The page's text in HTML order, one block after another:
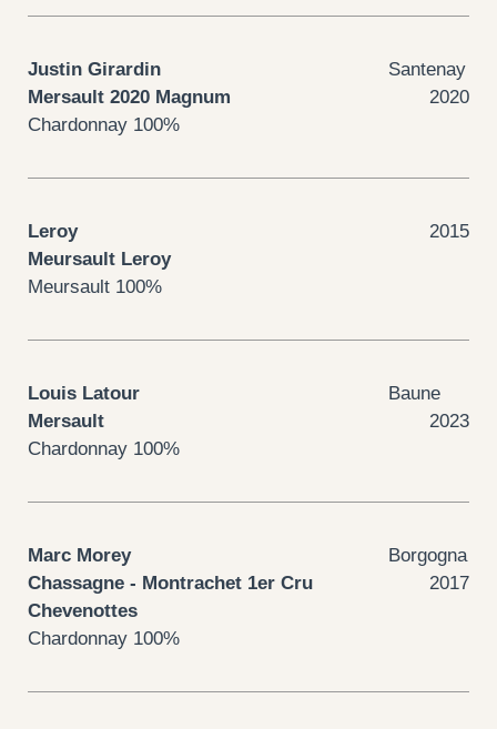
Justin Girardin
Santenay
2020
Mersault 2020 Magnum
Chardonnay 100%
Leroy
2015
Meursault Leroy
Meursault 100%
Louis Latour
Baune
2023
Mersault
Chardonnay 100%
Marc Morey
Borgogna
2017
Chassagne - Montrachet 1er Cru
Chevenottes
Chardonnay 100%